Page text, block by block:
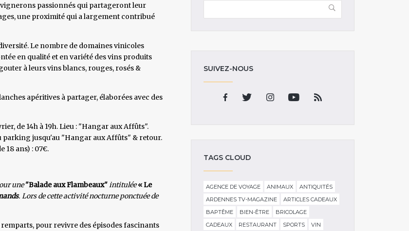
passionnés qui partageront leur
une proximité qui a largement contribué
Le nombre de domaines vinicoles
en qualité et en variété des vins produits
à leurs vins blancs, rouges, rosés &
apéritives à partager, élaborées avec des
de 14h à 19h. Lieu : "Hangar aux Affûts".
parking jusqu'au "Hangar aux Affûts" & retour.
ans) : 07€.
une"Balade aux Flambeaux"intitulée« Le
. Lors de cette activité nocturne ponctuée de
pour revivre des épisodes fascinants
SUIVEZ-NOUS
TAGS CLOUD
AGENCE DE VOYAGE ANIMAUX
ANTIQUITÉS
ARDENNES TV-MAGAZINE
ARTICLES CADEAUX
BAPTÊME
BIEN-ÊTRE
BRICOLAGE
CADEAUX
RESTAURANT SPORTS VIN